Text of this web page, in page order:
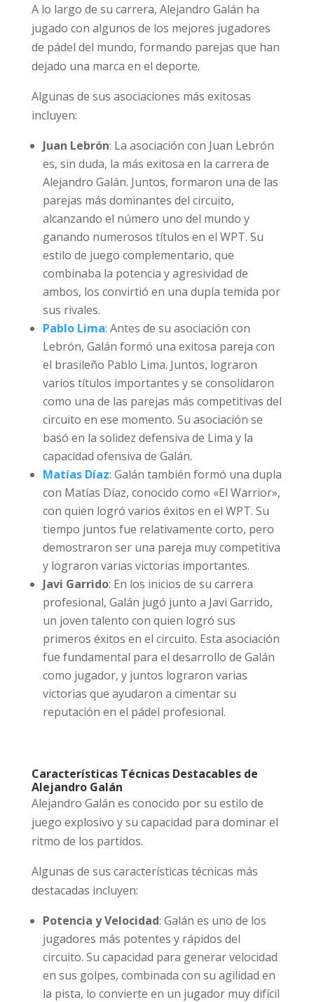
A lo largo de su carrera, Alejandro Galán ha
jugado con algunos de los mejores jugadores
de pádel del mundo, formando parejas que han
dejado una marca en el deporte.
Algunas de sus asociaciones más exitosas
incluyen:
Juan Lebrón: La asociación con Juan Lebrón
es, sin duda, la más exitosa en la carrera de
Alejandro Galán. Juntos, formaron una de las
parejas más dominantes del circuito,
alcanzando el número uno del mundo y
ganando numerosos títulos en el WPT. Su
estilo de juego complementario, que
combinaba la potencia y agresividad de
ambos, los convirtió en una dupla temida por
sus rivales.
Pablo Lima: Antes de su asociación con
Lebrón, Galán formó una exitosa pareja con
el brasileño Pablo Lima. Juntos, lograron
varios títulos importantes y se consolidaron
como una de las parejas más competitivas del
circuito en ese momento. Su asociación se
basó en la solidez defensiva de Lima y la
capacidad ofensiva de Galán.
Matías Díaz: Galán también formó una dupla
con Matías Díaz, conocido como «El Warrior»,
con quien logró varios éxitos en el WPT. Su
tiempo juntos fue relativamente corto, pero
demostraron ser una pareja muy competitiva
y lograron varias victorias importantes.
Javi Garrido: En los inicios de su carrera
profesional, Galán jugó junto a Javi Garrido,
un joven talento con quien logró sus
primeros éxitos en el circuito. Esta asociación
fue fundamental para el desarrollo de Galán
como jugador, y juntos lograron varias
victorias que ayudaron a cimentar su
reputación en el pádel profesional.
Características Técnicas Destacables de
Alejandro Galán
Alejandro Galán es conocido por su estilo de
juego explosivo y su capacidad para dominar el
ritmo de los partidos.
Algunas de sus características técnicas más
destacadas incluyen:
Potencia y Velocidad: Galán es uno de los
jugadores más potentes y rápidos del
circuito. Su capacidad para generar velocidad
en sus golpes, combinada con su agilidad en
la pista, lo convierte en un jugador muy difícil